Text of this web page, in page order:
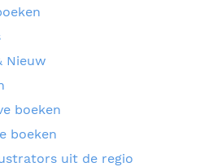
Nieuw
boeken
boeken
uit de regio